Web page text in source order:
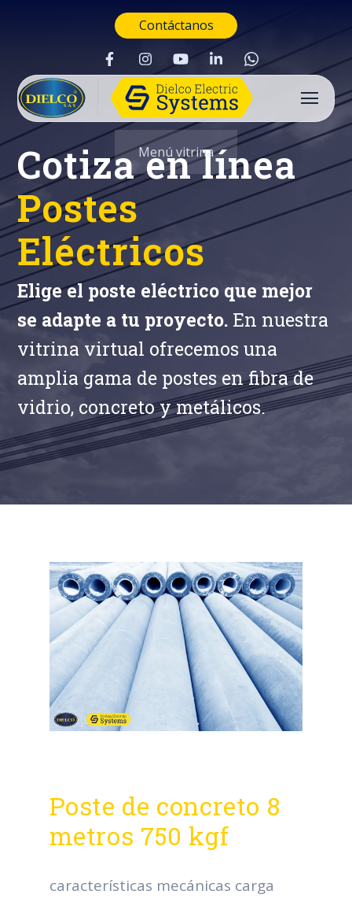
Contáctanos
Menú vitrina
Cotiza en línea
Postes
Eléctricos
Elige el poste eléctrico que mejor
se adapte a tu proyecto. En nuestra
vitrina virtual ofrecemos una
amplia gama de postes en fibra de
vidrio, concreto y metálicos.
Poste de concreto 8
metros 750 kgf
características mecánicas carga